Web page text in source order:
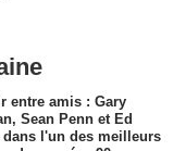
entre amis : Gary
Sean Penn et Ed
dans l'un des meilleurs